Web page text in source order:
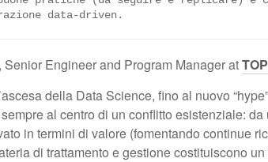
data-driven.
Engineer and Program Manager at
della Data Science, fino al nuovo
al centro di un conflitto esistenziale: da
in termini di valore (fomentando continue
di trattamento e gestione costituiscono